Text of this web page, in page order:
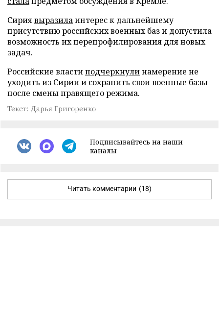
Сириявыразилаинтерес к дальнейшему
присутствию российских военных баз и допустила
возможность их перепрофилирования для новых
задач.
Российские властиподчеркнулинамерение не
уходить из Сирии и сохранить свои военные базы
после смены правящего режима.
Текст: Дарья Григоренко
Подписывайтесь на наши
каналы
Читать комментарии (18)